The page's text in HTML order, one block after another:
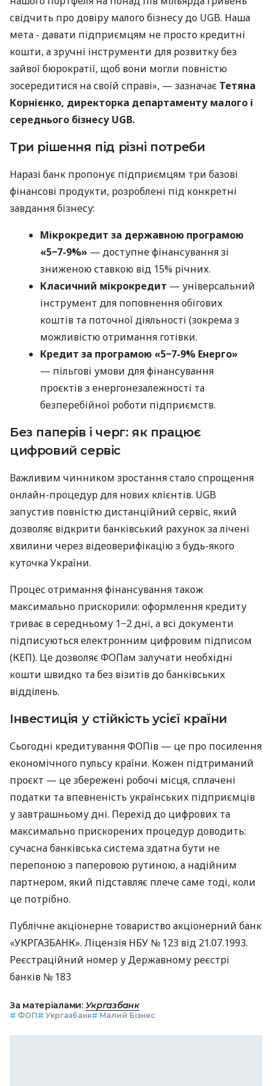
свідчить про довіру малого бізнесу до UGB. Наша
мета - давати підприємцям не просто кредитні
кошти, а зручні інструменти для розвитку без
зайвої бюрократії, щоб вони могли повністю
зосередитися на своїй справі», — зазначає Тетяна
Корнієнко, директорка департаменту малого і
середнього бізнесу UGB.
Три рішення під різні потреби
Наразі банк пропонує підприємцям три базові
фінансові продукти, розроблені під конкретні
завдання бізнесу:
Мікрокредит за державною програмою
«5−7-9%» — доступне фінансування зі
зниженою ставкою від 15% річних.
Класичний мікрокредит — універсальний
інструмент для поповнення обігових
коштів та поточної діяльності (зокрема з
можливістю отримання готівки.
Кредит за програмою «5−7-9% Енерго»
— пільгові умови для фінансування
проєктів з енергонезалежності та
безперебійної роботи підприємств.
Без паперів і черг: як працює
цифровий сервіс
Важливим чинником зростання стало спрощення
онлайн-процедур для нових клієнтів. UGB
запустив повністю дистанційний сервіс, який
дозволяє відкрити банківський рахунок за лічені
хвилини через відеоверифікацію з будь-якого
куточка України.
Процес отримання фінансування також
максимально прискорили: оформлення кредиту
триває в середньому 1−2 дні, а всі документи
підписуються електронним цифровим підписом
(КЕП). Це дозволяє ФОПам залучати необхідні
кошти швидко та без візитів до банківських
відділень.
Інвестиція у стійкість усієї країни
Сьогодні кредитування ФОПів — це про посилення
економічного пульсу країни. Кожен підтриманий
проєкт — це збережені робочі місця, сплачені
податки та впевненість українських підприємців
у завтрашньому дні. Перехід до цифрових та
максимально прискорених процедур доводить:
сучасна банківська система здатна бути не
перепоною з паперовою рутиною, а надійним
партнером, який підставляє плече саме тоді, коли
це потрібно.
Публічне акціонерне товариство акціонерний банк
«УКРГАЗБАНК». Ліцензія НБУ № 123 від 21.07.1993.
Реєстраційний номер у Державному реєстрі
банків № 183
За матеріалами: Укргазбанк
# ФОП# Укргазбанк# Малий Бізнес